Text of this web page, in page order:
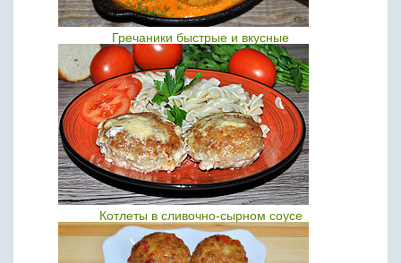
Гречаники быстрые и вкусные
Котлеты в сливочно-сырном соусе